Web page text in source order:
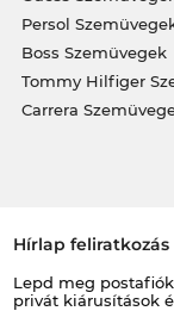
Persol
Boss Szemüvegek
Tommy Hilfiger
Carrera
Hírlap feliratkozás
Lepd meg
privát kiárusítások